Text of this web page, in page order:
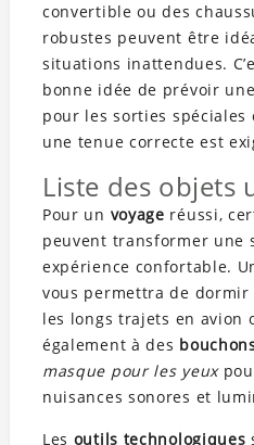
convertible ou des
robustes peuvent être
situations inattendues.
bonne idée de prévoir
pour les sorties
une tenue correcte est
Liste des objets
Pour un voyage réussi,
peuvent transformer une
expérience confortable.
vous permettra de
les longs trajets en avion
également à des
masque pour les yeux
nuisances sonores et
Les outils technologiques